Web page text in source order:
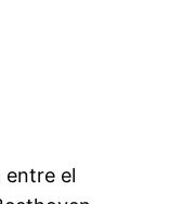
entre el